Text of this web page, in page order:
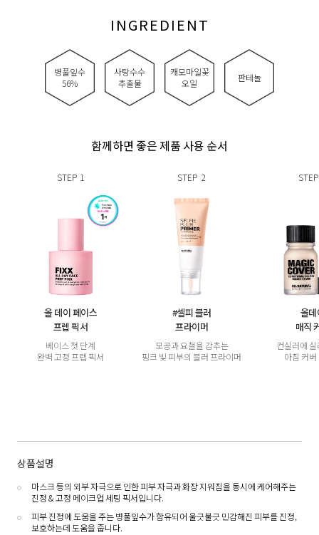
INGREDIENT
병풀잎수
56%
사탕수수
추출물
캐모마일꽃
오일
판테놀
함께하면 좋은 제품 사용 순서
STEP 1
올 데이 페이스
프렙 픽서
베이스 첫 단계
완벽 고정 프렙 픽서
STEP 2
#셀피 블러
프라이머
모공과 요철을 감추는
핑크 빛 피부의 블러 프라이머
STEP
올데
매직
컨실러에
아침 커
상품설명
마스크 등의 외부 자극으로 인한 피부 자극과 화장 지워짐을 동시에 케어해주는
진정 & 고정 메이크업 세팅 픽서입니다.
피부 진정에 도움을 주는 병풀잎수가 함유되어 울긋불긋 민감해진 피부를 진정,
보호하는데 도움을 줍니다.